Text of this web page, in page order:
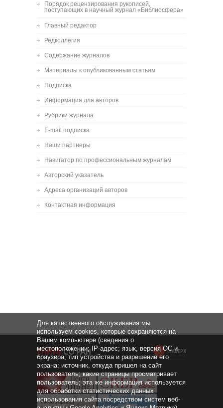
Порядок рецензирования рукописей,
поступающих в научный журнал «Библиосфера»
Главный редактор
Редколлегия
Содержание журналов
Материалы к опубликованным статьям
Подписка
Информация для авторов
Рубрики журнала
E-mail подписка
Наши партнеры
Навигатор по профессиональным журналам
Авторский указатель
Адреса организаций авторов
Контактная информация
НАВЕРХ
Для качественного обслуживания мы
используем cookies, которые сохраняются на
Вашем компьютере (сведения о
местоположении; IP-адрес; язык, версия ОС и
браузера; тип устройства и разрешение его
экрана; источник, откуда пришел на сайт
пользователь; какие страницы просматривает
пользователь; эта же информация используется
для обработки статистических данных
использования сайта посредством систем веб-